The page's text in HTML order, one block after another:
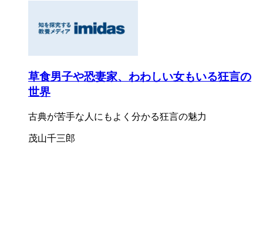
草食男子や恐妻家、わわしい女もいる狂言の
世界
古典が苦手な人にもよく分かる狂言の魅力
茂山千三郎